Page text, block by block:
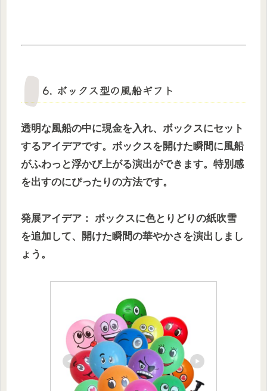
6. ボックス型の風船ギフト
透明な風船の中に現金を入れ、ボックスにセット
するアイデアです。ボックスを開けた瞬間に風船
がふわっと浮かび上がる演出ができます。特別感
を出すのにぴったりの方法です。
発展アイデア： ボックスに色とりどりの紙吹雪
を追加して、開けた瞬間の華やかさを演出しまし
ょう。